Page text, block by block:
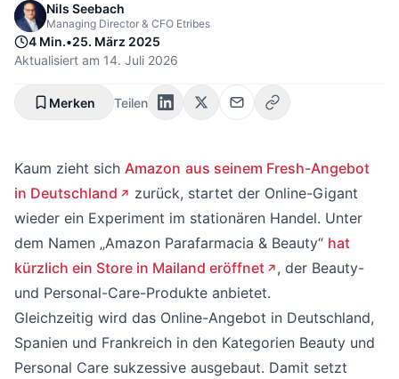
Nils Seebach
Managing Director & CFO Etribes
4 Min.•25. März 2025
Aktualisiert am 14. Juli 2026
Merken Teilen
Kaum zieht sich Amazon aus seinem Fresh-Angebot
in Deutschland
zurück, startet der Online-Gigant
wieder ein Experiment im stationären Handel. Unter
dem Namen „Amazon Parafarmacia & Beauty“ hat
kürzlich ein Store in Mailand eröffnet
, der Beauty-
und Personal-Care-Produkte anbietet.
Gleichzeitig wird das Online-Angebot in Deutschland,
Spanien und Frankreich in den Kategorien Beauty und
Personal Care sukzessive ausgebaut. Damit setzt